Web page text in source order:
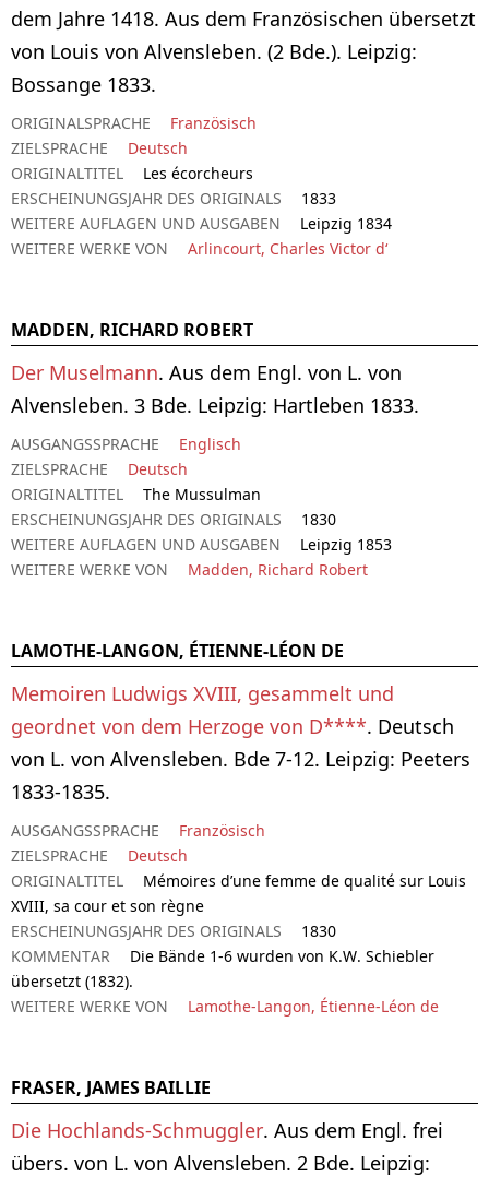
dem Jahre 1418. Aus dem Französischen übersetzt
von Louis von Alvensleben. (2 Bde.). Leipzig:
Bossange 1833.
ORIGINALSPRACHE
Französisch
ZIELSPRACHE
Deutsch
ORIGINALTITEL
Les écorcheurs
ERSCHEINUNGSJAHR DES ORIGINALS
1833
WEITERE AUFLAGEN UND AUSGABEN
Leipzig 1834
WEITERE WERKE VON
Arlincourt, Charles Victor d‘
MADDEN, RICHARD ROBERT
Der Muselmann. Aus dem Engl. von L. von
Alvensleben. 3 Bde. Leipzig: Hartleben 1833.
AUSGANGSSPRACHE
Englisch
ZIELSPRACHE
Deutsch
ORIGINALTITEL
The Mussulman
ERSCHEINUNGSJAHR DES ORIGINALS
1830
WEITERE AUFLAGEN UND AUSGABEN
Leipzig 1853
WEITERE WERKE VON
Madden, Richard Robert
LAMOTHE-LANGON, ÉTIENNE-LÉON DE
Memoiren Ludwigs XVIII, gesammelt und
geordnet von dem Herzoge von D****. Deutsch
von L. von Alvensleben. Bde 7-12. Leipzig: Peeters
1833-1835.
AUSGANGSSPRACHE
Französisch
ZIELSPRACHE
Deutsch
ORIGINALTITEL
Mémoires d’une femme de qualité sur Louis
XVIII, sa cour et son règne
ERSCHEINUNGSJAHR DES ORIGINALS
1830
KOMMENTAR
Die Bände 1-6 wurden von K.W. Schiebler
übersetzt (1832).
WEITERE WERKE VON
Lamothe-Langon, Étienne-Léon de
FRASER, JAMES BAILLIE
Die Hochlands-Schmuggler. Aus dem Engl. frei
übers. von L. von Alvensleben. 2 Bde. Leipzig: